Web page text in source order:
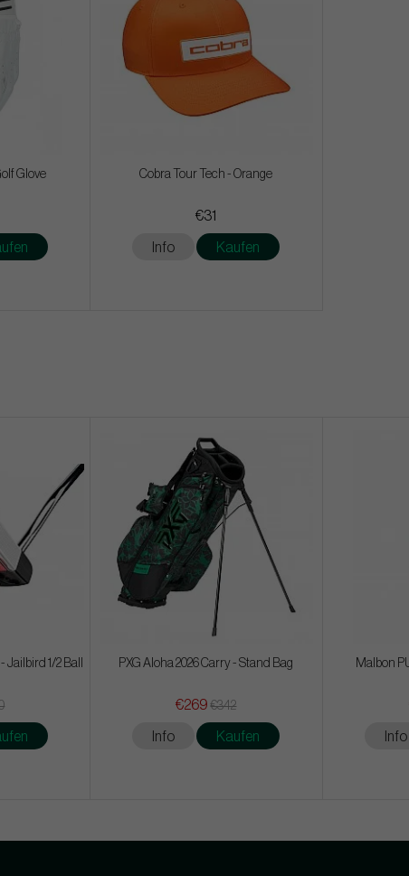
Glove Cobra Tour Tech - Orange
€31
Info Kaufen
1/2 Ball PXG Aloha 2026 Carry - Stand Bag
€269 €342
Info Kaufen
Malbon
Info